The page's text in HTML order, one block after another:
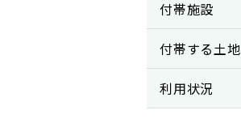
付帯施設
付帯する土地
利用状況